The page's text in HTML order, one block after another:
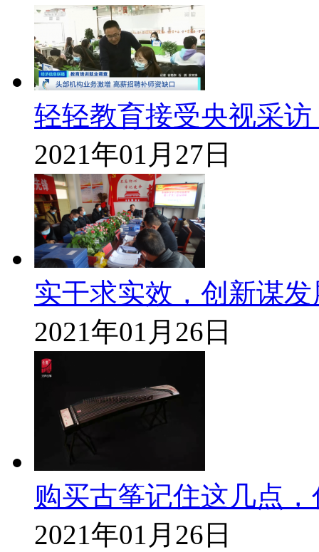
轻轻教育接受央视采
2021年01月27日
实干求实效，创新谋
2021年01月26日
购买古筝记住这几点
2021年01月26日